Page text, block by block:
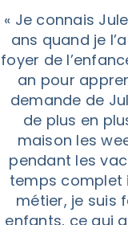
« Je connais
ans quand je
foyer de
an pour
demande de
de plus en
maison les
pendant les
temps complet
métier, je suis
enfants, ce qui